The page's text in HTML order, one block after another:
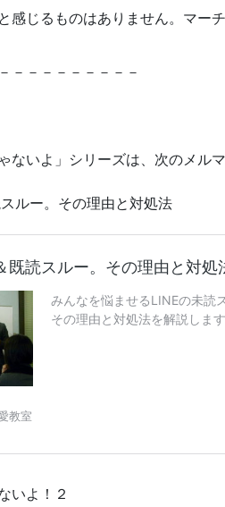
感じるものはありません。マー
－－－－－－－－－
ないよ」シリーズは、次のメル
ルー。その理由と対処法
いよ！２